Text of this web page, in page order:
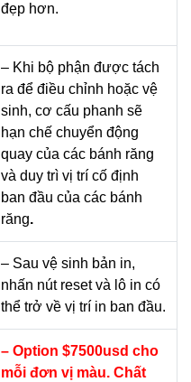
đẹp hơn.
– Khi bộ phận được tách
ra để điều chỉnh hoặc vệ
sinh, cơ cấu phanh sẽ
hạn chế chuyển động
quay của các bánh răng
và duy trì vị trí cố định
ban đầu của các bánh
răng.
– Sau vệ sinh bản in,
nhấn nút reset và lô in có
thể trở về vị trí in ban đầu.
– Option $7500usd cho
mỗi đơn vị màu. Chất